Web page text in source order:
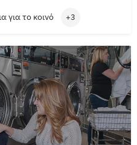
για το κοινό +3